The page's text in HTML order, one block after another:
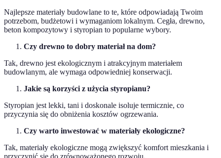
Najlepsze materiały budowlane to te, które odpowiadają Twoim
potrzebom, budżetowi i wymaganiom lokalnym. Cegła, drewno,
beton kompozytowy i styropian to popularne wybory.
Czy drewno to dobry materiał na dom?
Tak, drewno jest ekologicznym i atrakcyjnym materiałem
budowlanym, ale wymaga odpowiedniej konserwacji.
Jakie są korzyści z użycia styropianu?
Styropian jest lekki, tani i doskonale isoluje termicznie, co
przyczynia się do obniżenia kosztów ogrzewania.
Czy warto inwestować w materiały ekologiczne?
Tak, materiały ekologiczne mogą zwiększyć komfort mieszkania i
przyczynić się do zrównoważonego rozwoju.